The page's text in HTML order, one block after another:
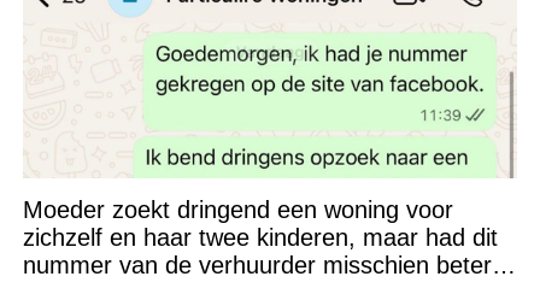
Moeder zoekt dringend een woning voor
zichzelf en haar twee kinderen, maar had dit
nummer van de verhuurder misschien beter